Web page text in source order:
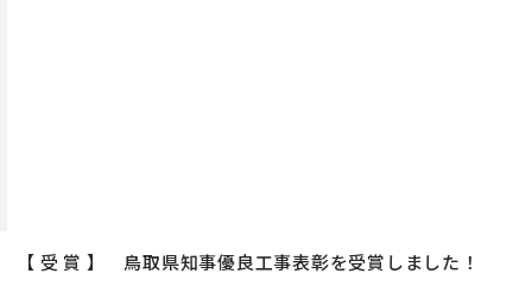
【 受 賞 】 鳥取県知事優良工事表彰を受賞しました！